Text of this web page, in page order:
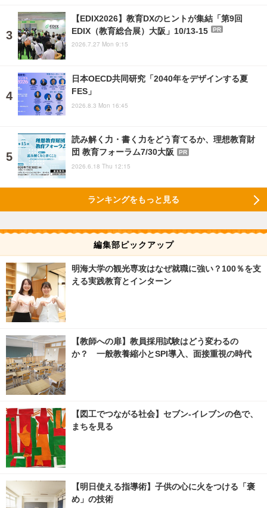
【EDIX2026】教育DXのヒントが集結「第9回
EDIX（教育総合展）大阪」10/13-15
PR
2026.7.27 Mon 9:15
日本OECD共同研究「2040年をデザインする夏
FES」
2026.8.3 Mon 16:45
読み解く力・書く力をどう育てるか、理想教育財
団 教育フォーラム7/30大阪
PR
2026.6.18 Thu 12:15
ランキングをもっと見る
編集部ピックアップ
明海大学の観光専攻はなぜ就職に強い？100％を支
える実践教育とインターン
【教師への扉】教員採用試験はどう変わるの
か？ 一般教養縮小とSPI導入、面接重視の時代
【図工でつながる社会】セブン‐イレブンの色で、
まちを見る
【明日使える指導術】子供の心に火をつける「褒
め」の技術